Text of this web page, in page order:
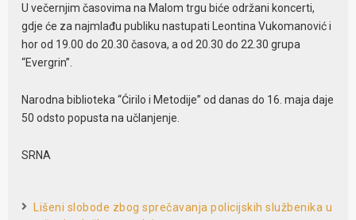
U večernjim časovima na Malom trgu biće održani koncerti,
gdje će za najmlađu publiku nastupati Leontina Vukomanović i
hor od 19.00 do 20.30 časova, a od 20.30 do 22.30 grupa
“Evergrin”.
Narodna biblioteka “Ćirilo i Metodije” od danas do 16. maja daje
50 odsto popusta na učlanjenje.
SRNA
Lišeni slobode zbog sprečavanja policijskih službenika u